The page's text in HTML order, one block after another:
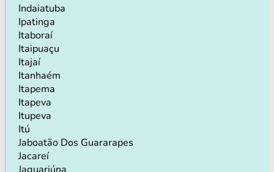
Indaiatuba
Ipatinga
Itaboraí
Itaipuaçu
Itajaí
Itanhaém
Itapema
Itapeva
Itupeva
Itú
Jaboatão Dos Guararapes
Jacareí
Jaguariúna